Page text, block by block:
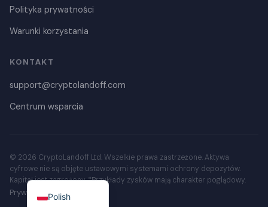
Polityka prywatności
Warunki korzystania
KONTAKT
support@cryptolandoff.com
Centrum wsparcia
© 2026 CryptoLandoff Ltd. Wszelkie prawa zastrzeżone. Aktywa
cyfrowe nie są objęte ustawowymi systemami ochrony depozytów.
Kapitał jest zagrożony. *Przykłady zysków mają charakter poglądowy.
Prywatność Warunki
Polish
English
Spanish
Swedish
Portuguese